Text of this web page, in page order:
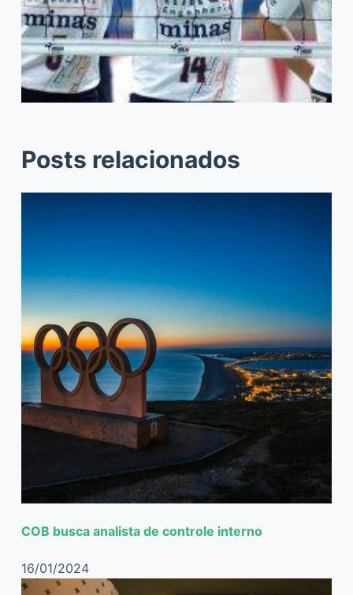
Posts relacionados
COB busca analista de controle interno
16/01/2024